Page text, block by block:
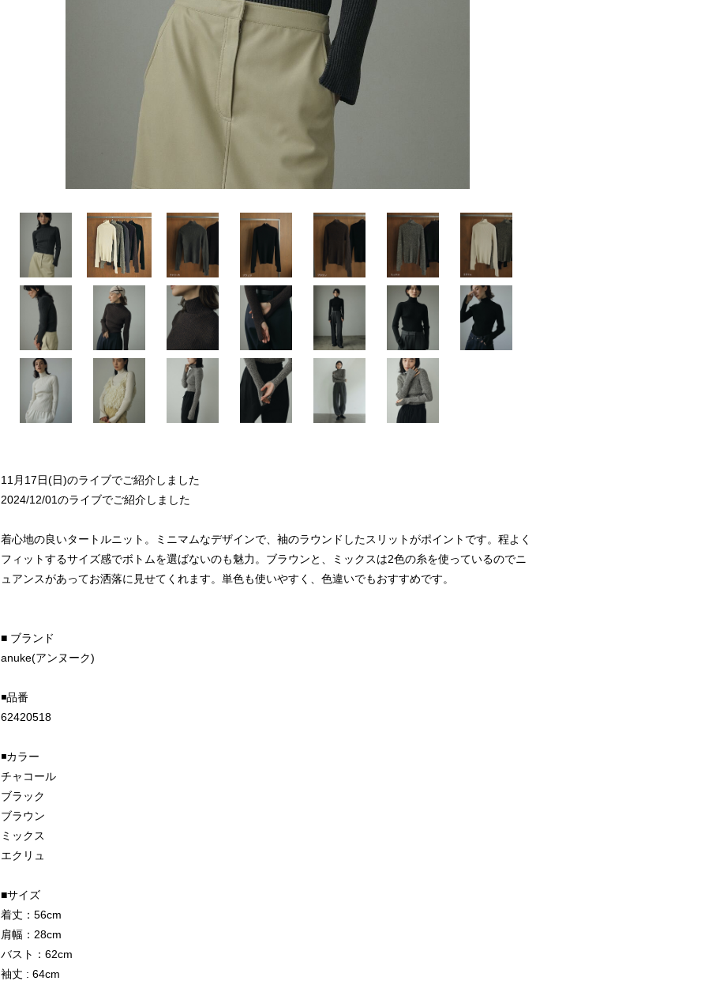
11月17日(日)のライブでご紹介しました
2024/12/01のライブでご紹介しました
着心地の良いタートルニット。ミニマムなデザインで、袖のラウンドしたスリットがポイントです。程よく
フィットするサイズ感でボトムを選ばないのも魅力。ブラウンと、ミックスは2色の糸を使っているのでニ
ュアンスがあってお洒落に見せてくれます。単色も使いやすく、色違いでもおすすめです。
■ ブランド
anuke(アンヌーク)
◾️品番
62420518
◾️カラー
チャコール
ブラック
ブラウン
ミックス
エクリュ
■サイズ
着丈：56cm
肩幅：28cm
バスト：62cm
袖丈 : 64cm